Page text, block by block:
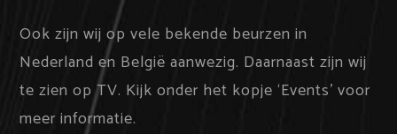
Ook zijn wij op vele bekende beurzen in
Nederland en België aanwezig. Daarnaast zijn wij
te zien op TV. Kijk onder het kopje ‘Events’ voor
meer informatie.